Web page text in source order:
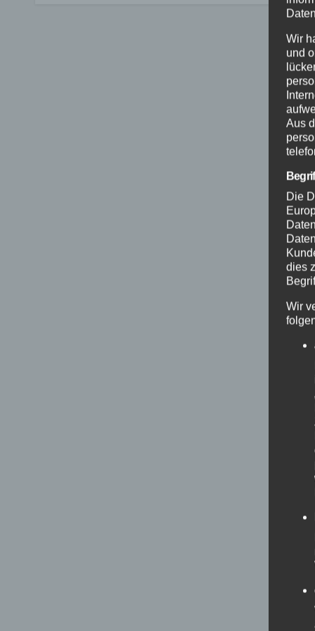
Wir
und
Aus
Die
dies
Wir